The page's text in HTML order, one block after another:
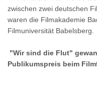
zwischen zwei deutschen
waren die Filmakademie
Filmuniversität Babelsberg.
"Wir sind die Flut"
Publikumspreis beim